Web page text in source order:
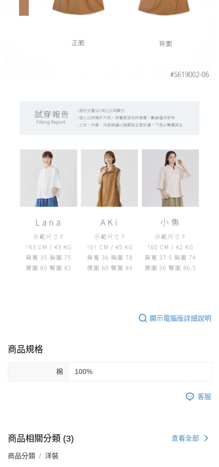
顯示電腦版詳細說明
商品規格
棉 100%
客服
商品相關分類 (3) 查看全部
商品分類 洋裝